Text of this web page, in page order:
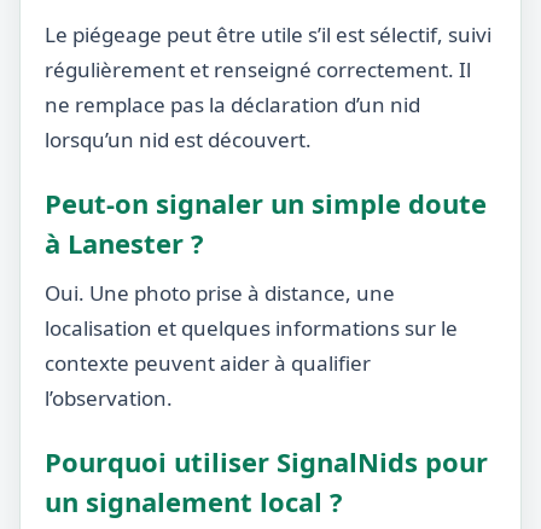
Le piégeage peut être utile s’il est sélectif, suivi
régulièrement et renseigné correctement. Il
ne remplace pas la déclaration d’un nid
lorsqu’un nid est découvert.
Peut-on signaler un simple doute
à Lanester ?
Oui. Une photo prise à distance, une
localisation et quelques informations sur le
contexte peuvent aider à qualifier
l’observation.
Pourquoi utiliser SignalNids pour
un signalement local ?